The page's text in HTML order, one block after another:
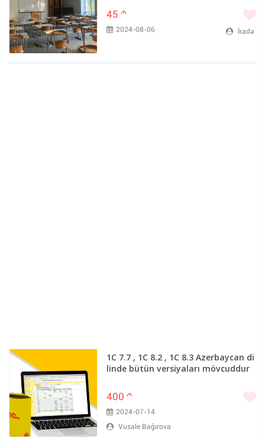
45 m
2024-08-06 İradə
1C 7.7 , 1C 8.2 , 1C 8.3 Azerbaycan di
linde bütün versiyaları mövcuddur
400 m
2024-07-14
Vusale Bağırova